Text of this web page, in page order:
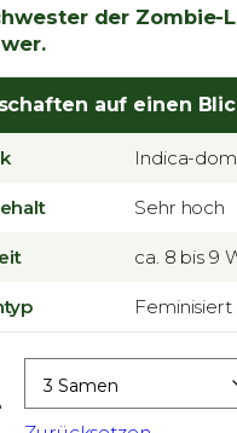
r
i
s
s
4
,
der Zombie-
auf einen
Indica-
Sehr hoch
ca. 8 bis 9
Feminisiert